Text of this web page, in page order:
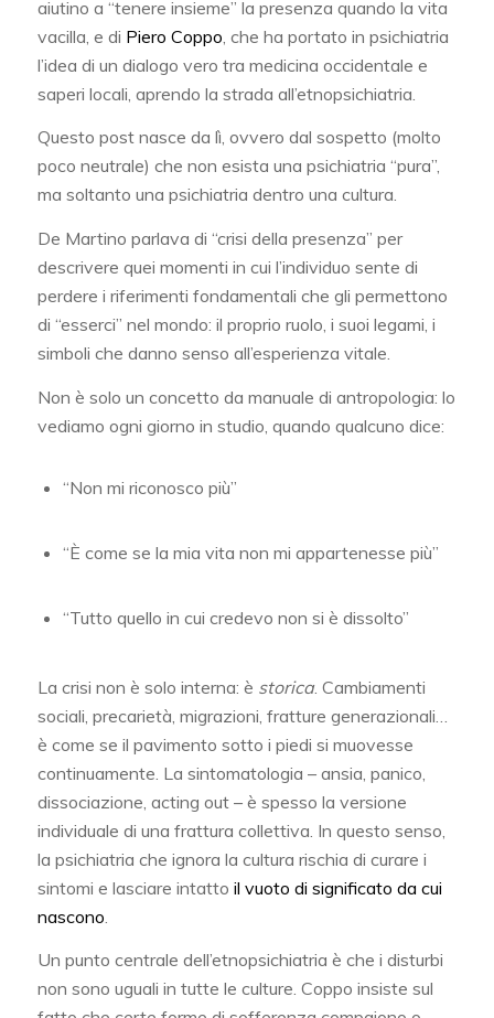
aiutino a “tenere insieme” la presenza quando la vita
vacilla, e di Piero Coppo , che ha portato in psichiatria
l’idea di un dialogo vero tra medicina occidentale e
saperi locali, aprendo la strada all’etnopsichiatria.
Questo post nasce da lì, ovvero dal sospetto (molto
poco neutrale) che non esista una psichiatria “pura”,
ma soltanto una psichiatria dentro una cultura.
De Martino parlava di “crisi della presenza” per
descrivere quei momenti in cui l’individuo sente di
perdere i riferimenti fondamentali che gli permettono
di “esserci” nel mondo: il proprio ruolo, i suoi legami, i
simboli che danno senso all’esperienza vitale.
Non è solo un concetto da manuale di antropologia: lo
vediamo ogni giorno in studio, quando qualcuno dice:
“Non mi riconosco più”
“È come se la mia vita non mi appartenesse più”
“Tutto quello in cui credevo non si è dissolto”
La crisi non è solo interna: è storica. Cambiamenti
sociali, precarietà, migrazioni, fratture generazionali…
è come se il pavimento sotto i piedi si muovesse
continuamente. La sintomatologia – ansia, panico,
dissociazione, acting out – è spesso la versione
individuale di una frattura collettiva. In questo senso,
la psichiatria che ignora la cultura rischia di curare i
sintomi e lasciare intatto il vuoto di significato da cui
nascono
Un punto centrale dell’etnopsichiatria è che i disturbi
non sono uguali in tutte le culture. Coppo insiste sul